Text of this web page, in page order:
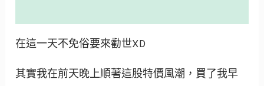
在這一天不免俗要來勸世XD
其實我在前天晚上順著這股特價風潮，買了我早